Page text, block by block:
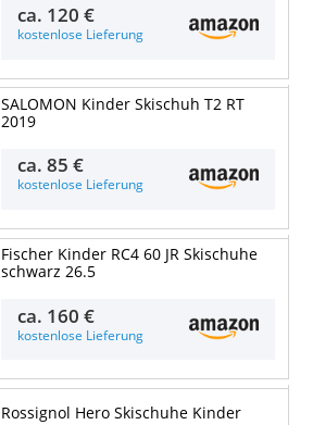
ca. 120 €
kostenlose Lieferung
SALOMON Kinder Skischuh T2 RT
2019
ca.85 €
kostenlose Lieferung
Fischer Kinder RC4 60 JR Skischuhe
schwarz 26.5
ca. 160 €
kostenlose Lieferung
Rossignol Hero Skischuhe Kinder